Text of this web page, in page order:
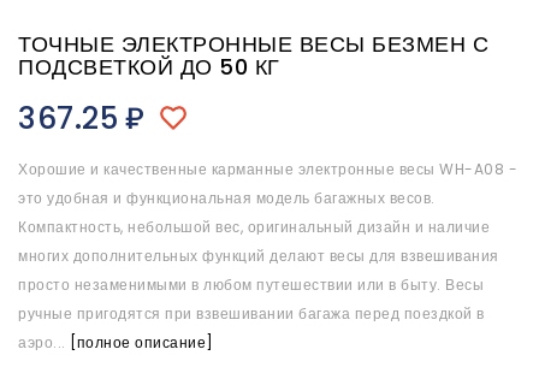
ТОЧНЫЕ ЭЛЕКТРОННЫЕ ВЕСЫ БЕЗМЕН С
ПОДСВЕТКОЙ ДО 50 КГ
367.25 ₽
Хорошие и качественные карманные электронные весы WH-A08 -
это удобная и функциональная модель багажных весов.
Компактность, небольшой вес, оригинальный дизайн и наличие
многих дополнительных функций делают весы для взвешивания
просто незаменимыми в любом путешествии или в быту. Весы
ручные пригодятся при взвешивании багажа перед поездкой в
аэро...
[полное описание]